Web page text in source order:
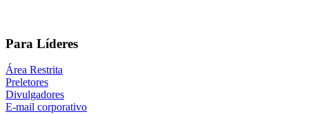
Para Líderes
Área Restrita
Preletores
Divulgadores
E-mail corporativo